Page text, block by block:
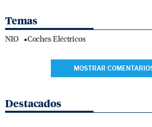
Temas
NIO Coches Eléctricos
MOSTRAR
Destacados